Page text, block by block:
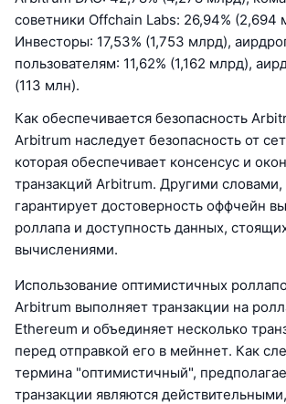
советники Offchain Labs: 26,94% (2,694
Инвесторы: 17,53% (1,753 млрд),
пользователям: 11,62% (1,162 млрд),
(113 млн).
Как обеспечивается безопасность
Arbitrum наследует безопасность от
которая обеспечивает консенсус и
транзакций Arbitrum. Другими словами,
гарантирует достоверность оффчейн
роллапа и доступность данных,
вычислениями.
Использование оптимистичных
Arbitrum выполняет транзакции на
Ethereum и объединяет несколько
перед отправкой его в мейннет. Как
термина "оптимистичный",
транзакции являются